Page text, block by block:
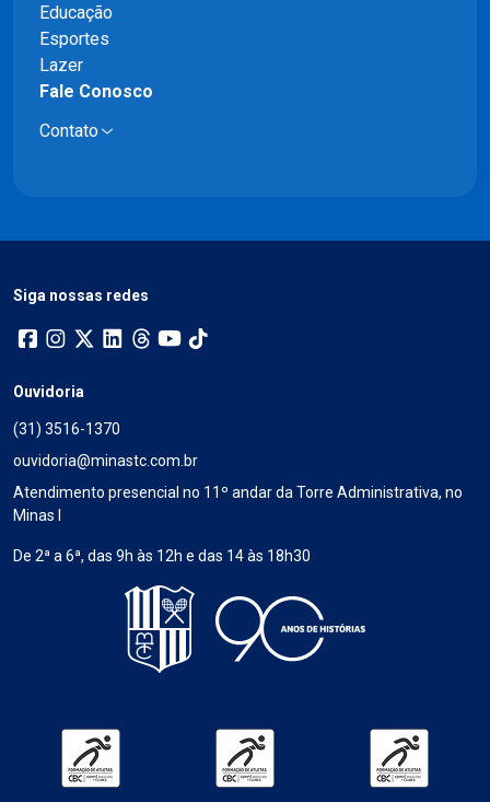
Educação
Esportes
Lazer
Fale Conosco
Contato
Siga nossas redes
Ouvidoria
(31) 3516-1370
ouvidoria@minastc.com.br
Atendimento presencial no 11º andar da Torre Administrativa, no
Minas I
De 2ª a 6ª, das 9h às 12h e das 14 às 18h30